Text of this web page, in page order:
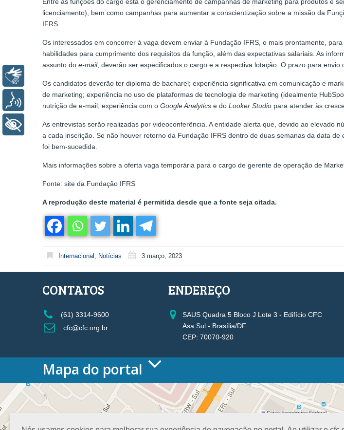
Entre as funções do cargo está o gerenciamento de campanhas de marketing para produtos e
licenciamento), bem como campanhas para aumentar a conscientização sobre a missão da
IFRS.
Os interessados em concorrer à vaga devem enviar à Fundação IFRS, o mais prontamente,
habilidades para cumprimento dos requisitos da função, além das expectativas salariais. As
assunto do e-mail, deverão ser especificados o cargo e a respectiva lotação. O prazo para envio
Os candidatos deverão ter diploma de bacharel; experiência significativa em comunicação e
de marketing; experiência no uso de plataformas de tecnologia de marketing (idealmente
nutrição de e-mail; experiência com o Google Analytics e do Looker Studio para atender às
As entrevistas serão realizadas por videoconferência. A entidade alerta que, devido ao elevado
a cada inscrição. Se não houver retorno da Fundação IFRS dentro de duas semanas da data
foi bem-sucedida.
Mais informações sobre a oferta vaga temporária para o cargo de gerente de operação de
Fonte: site da Fundação IFRS
A reprodução deste material é permitida desde que a fonte seja citada.
Internacional , Notícias 3 março, 2023
CONTATOS
(61) 3314-9600
cfc@cfc.org.br
ENDEREÇO
SAUS Quadra 5 Bloco J Lote 3 - Edifício CFC
Asa Sul - Brasília/DF
CEP: 70070-920
Mapa do portal
HOME
O CONSELHO
Conselho Diretor
VICE-PRESIDÊNCIAS
Administrativa
Controle Interno
+ Acessibilidade